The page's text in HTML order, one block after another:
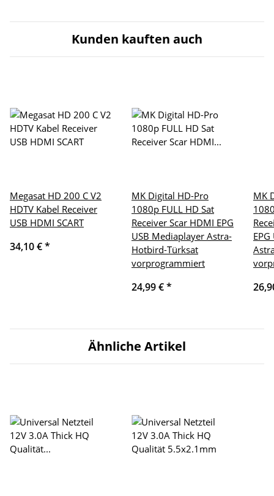
Kunden kauften auch
Megasat HD 200 C V2
HDTV Kabel Receiver
USB HDMI SCART
34,10 €*
MK Digital HD-Pro
1080p FULL HD Sat
Receiver Scar HDMI EPG
USB Mediaplayer Astra-
Hotbird-Türksat
vorprogrammiert
24,99 €*
MK
Ähnliche Artikel